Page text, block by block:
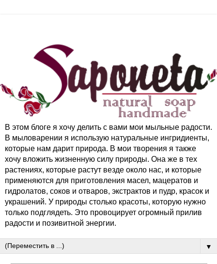
В этом блоге я хочу делить с вами мои мыльные радости.
В мыловарении я использую натуральные ингридиенты,
которые нам дарит природа. В мои творения я также
хочу вложить жизненную силу природы. Она же в тех
растениях, которые растут везде около нас, и которые
применяются для приготовления масел, мацератов и
гидролатов, соков и отваров, экстрактов и пудр, красок и
украшений. У природы столько красоты, которую нужно
только подглядеть. Это провоцирует огромный прилив
радости и позивитной энергии.
▼